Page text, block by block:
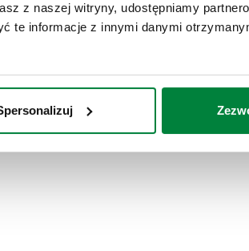
z naszej witryny, udostępniamy
te informacje z innymi danymi